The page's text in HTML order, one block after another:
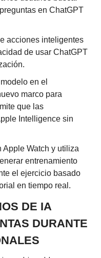
en ChatGPT
acciones inteligentes
de usar ChatGPT
en el
marco para
que las
Intelligence sin
Apple Watch y utiliza
entrenamiento
el ejercicio basado
en tiempo real.
DE IA
DURANTE